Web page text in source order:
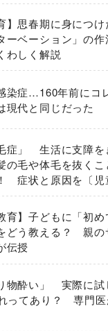
】思春期に身につけ
ーベーション」の作
しく解説
染症…160年前にコ
現代と同じだった
症」 生活に支障を
の毛や体毛を抜くこ
症状と原因を〔児
育】子どもに「初
どう教える？ 親の
伝授
物酔い」 実際に試
ってあり？ 専門医